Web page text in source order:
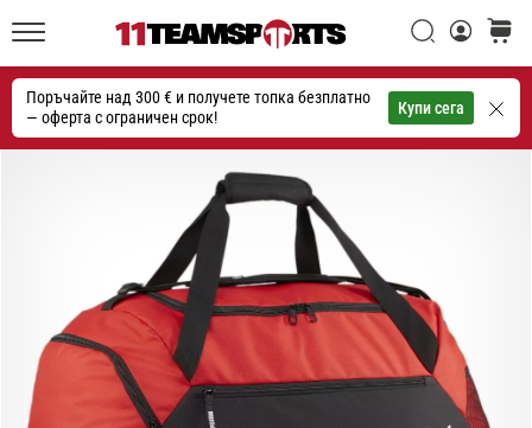
Поръчайте над 300 € и получете топка безплатно
— оферта с ограничен срок!
Купи сега
Търси
Търсене
една
икона
на
скоростта
Victories
Подготви
се